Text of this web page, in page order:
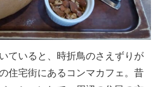
ていると、時折鳥のさえずりが
住宅街にあるコンマカフェ。昔